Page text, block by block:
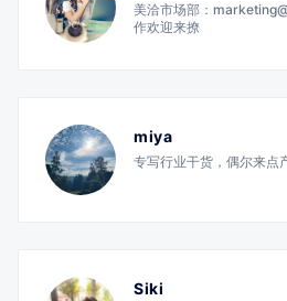
美洽市场部：
作欢迎来撩
miya
专写行业干货，偶尔来点
Siki